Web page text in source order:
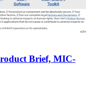
Brief, MIC-